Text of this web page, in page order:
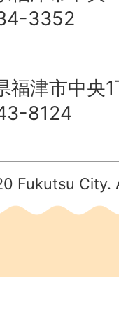
3352
津市中央1
8124
Fukutsu City.